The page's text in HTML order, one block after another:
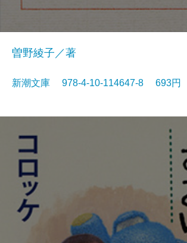
曽野綾子／著
新潮文庫 978-4-10-114647-8 693円